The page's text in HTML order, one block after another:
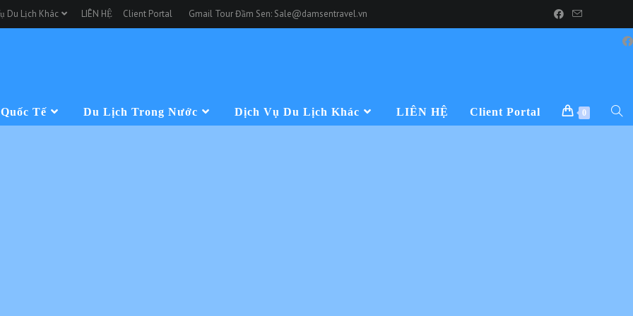
Du Lịch Khác LIÊN HỆ Client Portal Gmail Tour Đầm Sen: Sale@damsentravel.vn
Tế Du Lịch Trong Nước Dịch Vụ Du Lịch Khác LIÊN HỆ Client Portal 0